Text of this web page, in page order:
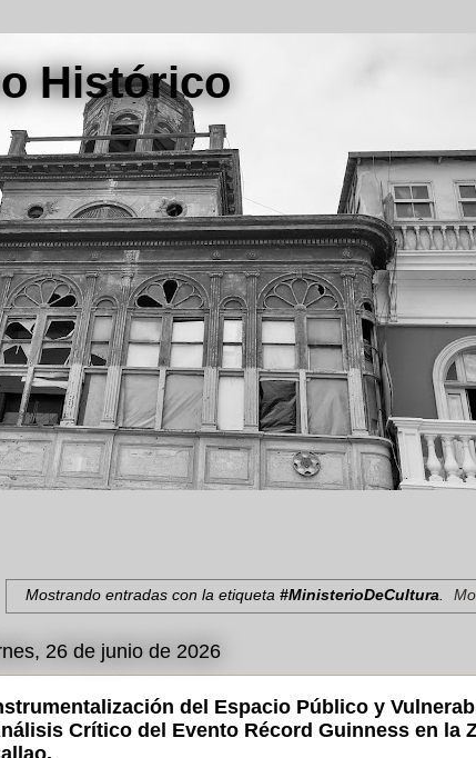
Histórico
Mostrando entradas con la etiqueta #MinisterioDeCultura.
26 de junio de 2026
del Espacio Público y
Crítico del Evento Récord Guinness en la